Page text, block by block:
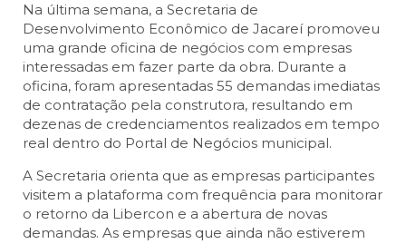
Na última semana, a Secretaria de
Desenvolvimento Econômico de Jacareí promoveu
uma grande oficina de negócios com empresas
interessadas em fazer parte da obra. Durante a
oficina, foram apresentadas 55 demandas imediatas
de contratação pela construtora, resultando em
dezenas de credenciamentos realizados em tempo
real dentro do Portal de Negócios municipal.
A Secretaria orienta que as empresas participantes
visitem a plataforma com frequência para monitorar
o retorno da Libercon e a abertura de novas
demandas. As empresas que ainda não estiverem